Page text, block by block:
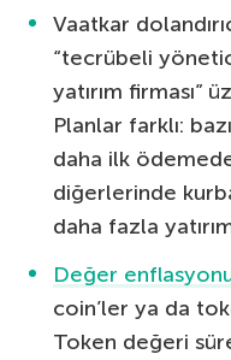
Vaatkar
“tecrübeli
yatırım firması”
Planlar farklı:
daha ilk
diğerlerinde
daha fazla
Değer
coin’ler ya da
Token değeri